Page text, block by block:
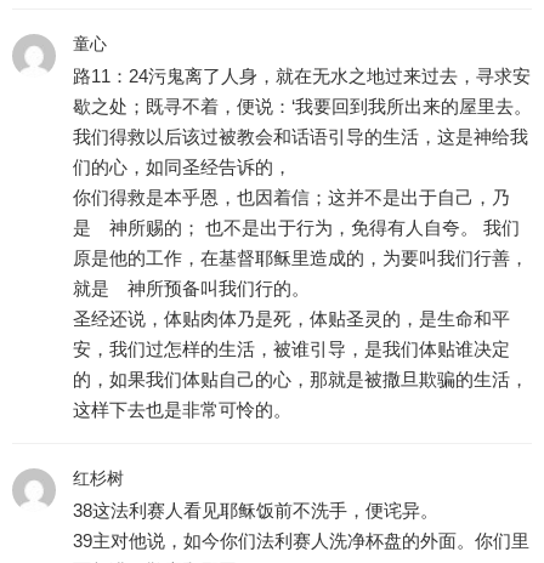
童心
路11：24污鬼离了人身，就在无水之地过来过去，寻求安
歇之处；既寻不着，便说：‘我要回到我所出来的屋里去。
我们得救以后该过被教会和话语引导的生活，这是神给我
们的心，如同圣经告诉的，
你们得救是本乎恩，也因着信；这并不是出于自己，乃
是 神所赐的； 也不是出于行为，免得有人自夸。 我们
原是他的工作，在基督耶稣里造成的，为要叫我们行善，
就是 神所预备叫我们行的。
圣经还说，体贴肉体乃是死，体贴圣灵的，是生命和平
安，我们过怎样的生活，被谁引导，是我们体贴谁决定
的，如果我们体贴自己的心，那就是被撒旦欺骗的生活，
这样下去也是非常可怜的。
红杉树
38这法利赛人看见耶稣饭前不洗手，便诧异。
39主对他说，如今你们法利赛人洗净杯盘的外面。你们里